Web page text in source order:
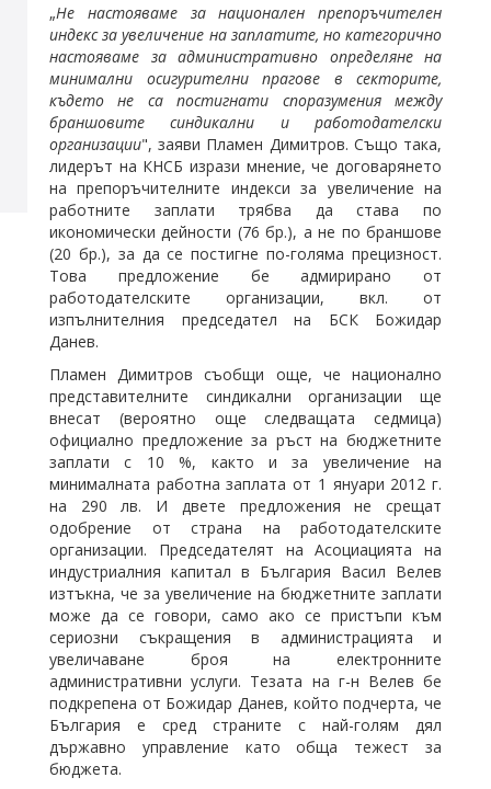
„Не настояваме за национален препоръчителен
индекс за увеличение на заплатите, но категорично
настояваме за административно определяне на
минимални осигурителни прагове в секторите,
където не са постигнати споразумения между
браншовите синдикални и работодателски
организации", заяви Пламен Димитров. Също така,
лидерът на КНСБ изрази мнение, че договарянето
на препоръчителните индекси за увеличение на
работните заплати трябва да става по
икономически дейности (76 бр.), а не по браншове
(20 бр.), за да се постигне по-голяма прецизност.
Това предложение бе адмирирано от
работодателските организации, вкл. от
изпълнителния председател на БСК Божидар
Данев.
Пламен Димитров съобщи още, че национално
представителните синдикални организации ще
внесат (вероятно още следващата седмица)
официално предложение за ръст на бюджетните
заплати с 10 %, както и за увеличение на
минималната работна заплата от 1 януари 2012 г.
на 290 лв. И двете предложения не срещат
одобрение от страна на работодателските
организации. Председателят на Асоциацията на
индустриалния капитал в България Васил Велев
изтъкна, че за увеличение на бюджетните заплати
може да се говори, само ако се пристъпи към
сериозни съкращения в администрацията и
увеличаване броя на електронните
административни услуги. Тезата на г-н Велев бе
подкрепена от Божидар Данев, който подчерта, че
България е сред страните с най-голям дял
държавно управление като обща тежест за
бюджета.